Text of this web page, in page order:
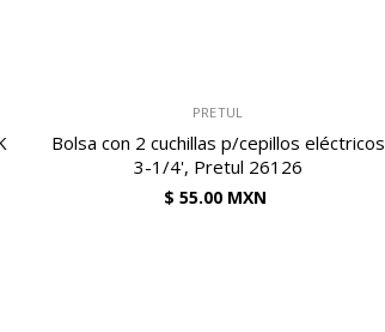
PRETUL
Bolsa con 2 cuchillas p/cepillos eléctricos
3-1/4', Pretul 26126
$ 55.00 MXN